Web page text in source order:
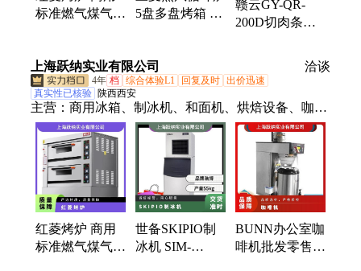
标准燃气煤气两
HLY204E 跃纳
5盘多盘烤箱 西
赣云GY-QR-
200D切肉条机
功率 西餐中餐
设备
上海跃纳实业有限公司 洽谈
4年 档 综合体验L1 回复及时 出价迅速
真实性已核验 陕西西安
主营： 商用冰箱、制冰机、和面机、烘焙设备、咖啡
机、洗碗机、蒸饭柜、消毒柜
红菱烤炉 商用
标准燃气煤气两
世备SKIPIO制
冰机 SIM-
BUNN办公室咖
啡机批发零售